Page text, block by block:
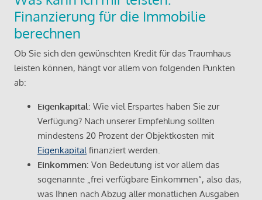
Finanzierung für die Immobilie
berechnen
Ob Sie sich den gewünschten Kredit für das Traumhaus
leisten können, hängt vor allem von folgenden Punkten
ab:
Eigenkapital: Wie viel Erspartes haben Sie zur
Verfügung? Nach unserer Empfehlung sollten
mindestens 20 Prozent der Objektkosten mit
Eigenkapital finanziert werden.
Einkommen: Von Bedeutung ist vor allem das
sogenannte „frei verfügbare Einkommen“, also das,
was Ihnen nach Abzug aller monatlichen Ausgaben